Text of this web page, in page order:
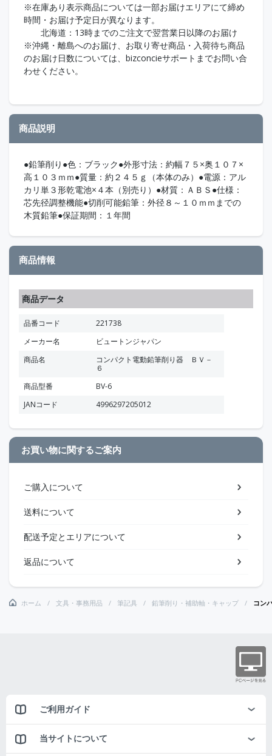
※在庫あり表示商品については一部お届けエリアにて締め
時間・お届け予定日が異なります。
北海道：13時までのご注文で翌営業日以降のお届け
※沖縄・離島へのお届け、お取り寄せ商品・入荷待ち商品
のお届け日数については、bizconcieサポートまでお問い合
わせください。
商品説明
●鉛筆削り●色：ブラック●外形寸法：約幅７５×奥１０７×
高１０３ｍｍ●質量：約２４５ｇ（本体のみ）●電源：アル
カリ単３形乾電池×４本（別売り）●材質：ＡＢＳ●仕様：
芯先径調整機能●切削可能鉛筆：外径８～１０ｍｍまでの
木質鉛筆●保証期間：１年間
商品情報
商品データ
品番コード
221738
メーカー名
ビュートンジャパン
商品名
コンパクト電動鉛筆削り器 ＢＶ－
６
商品型番
BV-6
JANコード
4996297205012
お買い物に関するご案内
ご購入について
送料について
配送予定とエリアについて
返品について
ホーム 文具・事務用品 筆記具 鉛筆削り・補助軸・キャップ コン
ご利用ガイド
当サイトについて